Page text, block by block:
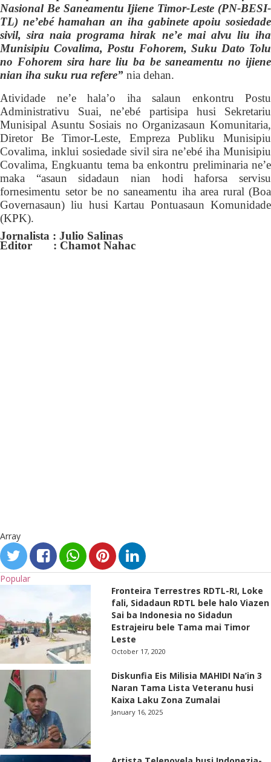
Nasional Be Saneamentu Ijiene Timor-Leste (PN-BESI-
TL) ne’ebé hamahan an iha gabinete apoiu sosiedade
sivil, sira naia programa hirak ne’e mai alvu liu iha
Munisipiu Covalima, Postu Fohorem, Suku Dato Tolu
no Fohorem sira hare liu ba be saneamentu no ijiene
nian iha suku rua refere” nia dehan.
Atividade ne’e hala’o iha salaun enkontru Postu
Administrativu Suai, ne’ebé partisipa husi Sekretariu
Munisipal Asuntu Sosiais no Organizasaun Komunitaria,
Diretor Be Timor-Leste, Empreza PublikuMunisipiu
Covalima, inklui sosiedade sivil sira ne’ebé iha Munisipiu
Covalima,Engkuantu tema ba enkontru preliminaria ne’e
maka “asaun sidadaun nian hodi haforsa servisu
fornesimentu setor be no saneamentu iha area rural (Boa
Governasaun) liu husi Kartau Pontuasaun Komunidade
(KPK).
Jornalista : Julio Salinas
Editor : Chamot Nahac
Array
Popular
Fronteira Terrestres RDTL-RI, Loke
fali, Sidadaun RDTL bele halo Viazen
Sai ba Indonesia no Sidadun
Estrajeiru bele Tama mai Timor
Leste
October 17, 2020
Diskunfia Eis Milisia MAHIDI Na’in 3
Naran Tama Lista Veteranu husi
Kaixa Laku Zona Zumalai
January 16, 2025